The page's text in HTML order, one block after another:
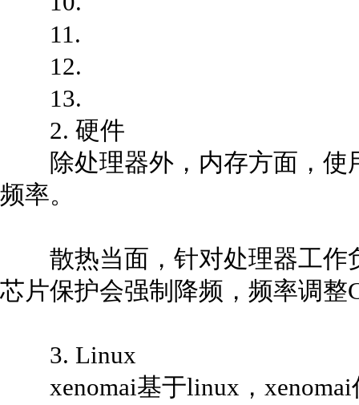
11.
12.
13.
2. 硬件
除处理器外，内存方面，使
频率。
散热当面，针对处理器工作
芯片保护会强制降频，频率调整
3. Linux
xenomai基于linux，xenomai